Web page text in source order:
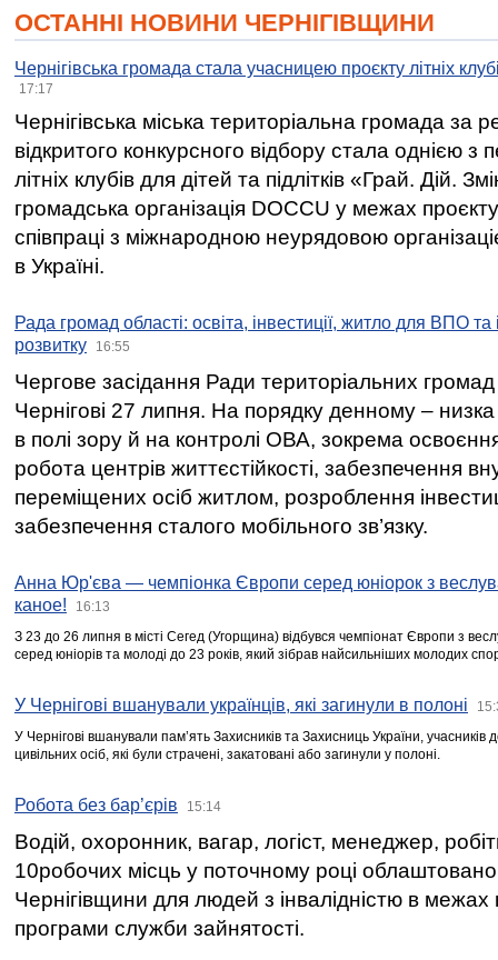
ОСТАННІ НОВИНИ ЧЕРНІГІВЩИНИ
Чернігівська громада стала учасницею проєкту літніх
17:17
Чернігівська міська територіальна громада за
відкритого конкурсного відбору стала однією
літніх клубів для дітей та підлітків «Грай. Дій.
громадська організація DOCCU у межах
співпраці з міжнародною неурядовою
в Україні.
Рада громад області: освіта, інвестиції, житло для ВПО
розвитку
16:55
Чергове засідання Ради територіальних громад
Чернігові 27 липня. На порядку денному –
в полі зору й на контролі ОВА, зокрема освоєння
робота центрів життєстійкості, забезпечення
переміщених осіб житлом, розроблення
забезпечення сталого мобільного зв’язку.
Анна Юр'єва — чемпіонка Європи серед юніорок з
каное!
16:13
З 23 до 26 липня в місті Сегед (Угорщина) відбувся чемпіонат Європи з
серед юніорів та молоді до 23 років, який зібрав найсильніших молодих
У Чернігові вшанували українців, які загинули в полоні
У Чернігові вшанували пам’ять Захисників та Захисниць України,
цивільних осіб, які були страчені, закатовані або загинули у полоні.
Робота без бар’єрів 15:14
Водій, охоронник, вагар, логіст, менеджер,
10робочих місць у поточному році
Чернігівщини для людей з інвалідністю в межах
програми служби зайнятості.